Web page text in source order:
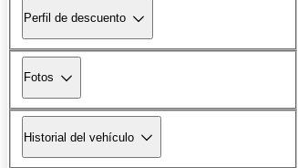
Perfil de descuento
Fotos
Historial del vehículo